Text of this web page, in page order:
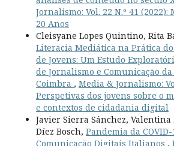
Jornalismo: Vol. 22 N.º 41
20 Anos
Cleisyane Lopes Quintino, Rita
Literacia Mediática na Prática
de Jovens: Um Estudo
de Jornalismo e Comunicação
Coimbra , Media & Jornalismo:
Perspetivas dos jovens sobre o
e contextos de cidadania digital
Javier Sierra Sánchez,
Díez Bosch, Pandemia da
Comunicação Digitais Italianos ,